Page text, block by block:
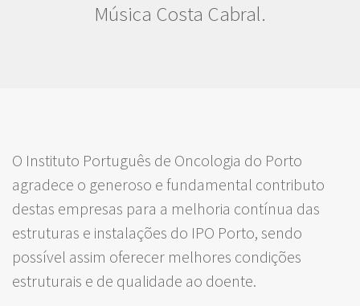
Música Costa Cabral.
O Instituto Português de Oncologia do Porto
agradece o generoso e fundamental contributo
destas empresas para a melhoria contínua das
estruturas e instalações do IPO Porto, sendo
possível assim oferecer melhores condições
estruturais e de qualidade ao doente.